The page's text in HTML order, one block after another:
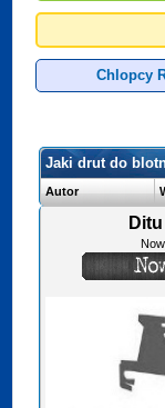
Chlopcy
Jaki drut do
Autor
Ditu